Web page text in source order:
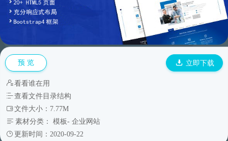
预 览 立即下载
看看谁在用
查看文件目录结构
文件大小：7.77M
素材分类： 模板- 企业网站
更新时间：2020-09-22